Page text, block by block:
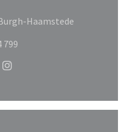
Haamstede
799
((otevře se v novém
Instagram ((otevře se v